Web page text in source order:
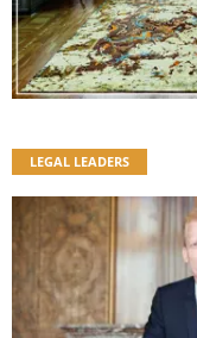
LEGAL LEADERS